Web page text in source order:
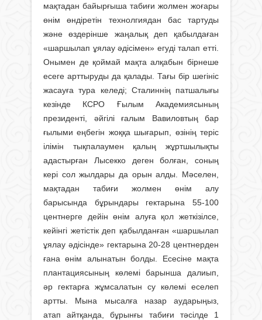
мақтадан байырғыша табиғи жолмен жоғары
өнім өндіретін технолгиядан бас тартуды
және өздерінше жаңалық деп қабылдаған
«шаршылап ұялау әдісімен» егуді талап етті.
Онымен де қоймай мақта алқабын бірнеше
есеге арттыруды да қалады. Тағы бір шегініс
жасауға тура келеді; Сталиннің патшалығы
кезінде КСРО Ғылым Академиясының
президенті, әйгілі ғалым Вавиловтың бар
ғылыми еңбегін жоққа шығарып, өзінің теріс
ілімін тықпалаумен қалың жұртшылықты
адастырған Лысекко деген болған, соның
кері сол жылдары да орын алды. Мәселен,
мақтадан табиғи жолмен өнім алу
барысында бұрындары гектарына 55-100
центнерге дейін өнім алуға қол жеткізілсе,
кейінгі жетістік деп қабылданған «шаршылап
ұялау әдісінде» гектарына 20-28 центнерден
ғана өнім алынатын болды. Есесіне мақта
плантациясының көлемі барынша далиып,
әр гектарға жұмсалатын су көлемі еселеп
артты. Мына мысалға назар аударыңыз,
атап айтқанда, бұрынғы табиғи тәсілде 1